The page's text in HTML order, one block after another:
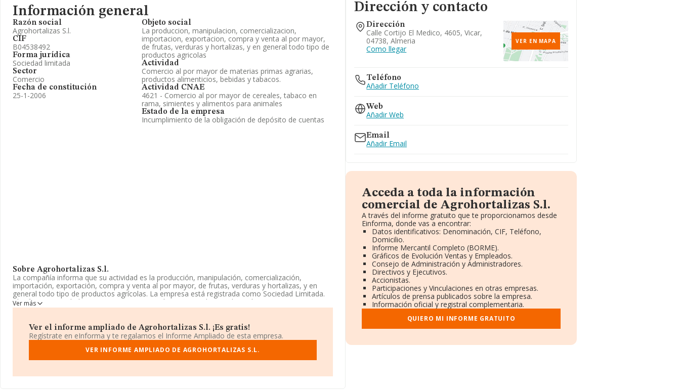
Información general
Razón social
Agrohortalizas S.l.
CIF
B04538492
Forma jurídica
Sociedad limitada
Sector
Comercio
Fecha de constitución
25-1-2006
Objeto social
La produccion, manipulacion, comercializacion,
importacion, exportacion, compra y venta al por mayor,
de frutas, verduras y hortalizas, y en general todo tipo de
productos agricolas
Actividad
Comercio al por mayor de materias primas agrarias,
productos alimenticios, bebidas y tabacos.
Actividad CNAE
4621 - Comercio al por mayor de cereales, tabaco en
rama, simientes y alimentos para animales
Estado de la empresa
Incumplimiento de la obligación de depósito de cuentas
Sobre Agrohortalizas S.l.
La compañía informa que su actividad es la producción, manipulación, comercialización,
importación, exportación, compra y venta al por mayor, de frutas, verduras y hortalizas, y en
general todo tipo de productos agrícolas. La empresa está registrada como Sociedad Limitada.
Clasifica su actividad CNAE como 'Comercio al por mayor de cereales, tabaco en rama, simientes
y alimentos para animales', código 4621. La compañía no tiene actividad en mercados exteriores.
La sociedad española Agrohortalizas S.L, NIF B04538492, tiene su domicilio social establecido
en Calle Cortijo El Medico Canal núm. 4605, (04738), en el municipio de Vicar, Almería, Andalucía.
En relación con el sector y disponiendo de los datos de hasta 12.199 empresas, en el ámbito
nacional la facturación alcanza la cifra de 26.805 millones de euros y el promedio de la
con el fin de ampliar la información relativa al ámbito de la empresa, la media de empleados es
Ver más
Ver el informe ampliado de Agrohortalizas S.l. ¡Es gratis!
Regístrate en eInforma y te regalamos el Informe Ampliado de esta empresa.
VER INFORME AMPLIADO DE AGROHORTALIZAS S.L.
Dirección y contacto
Dirección
Calle Cortijo El Medico, 4605, Vicar,
04738, Almeria
Como llegar
VER EN MAPA
Teléfono
Añadir Teléfono
Web
Añadir Web
Email
Añadir Email
Acceda a toda la información
comercial de Agrohortalizas S.l.
A través del informe gratuito que te proporcionamos desde
Einforma, donde vas a encontrar:
Datos identificativos: Denominación, CIF, Teléfono,
Domicilio.
Informe Mercantil Completo (BORME).
Gráficos de Evolución Ventas y Empleados.
Consejo de Administración y Administradores.
Directivos y Ejecutivos.
Accionistas.
Participaciones y Vinculaciones en otras empresas.
Artículos de prensa publicados sobre la empresa.
Información oficial y registral complementaria.
QUIERO MI INFORME GRATUITO